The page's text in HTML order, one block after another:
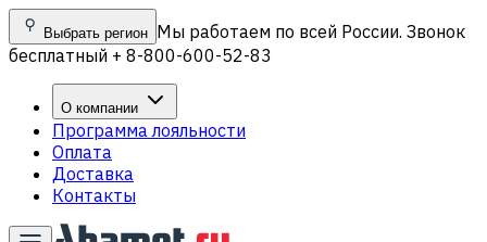
Выбрать регион Мы работаем по всей России. Звонок
бесплатный + 8-800-600-52-83
О компании
Программа лояльности
Оплата
Доставка
Контакты